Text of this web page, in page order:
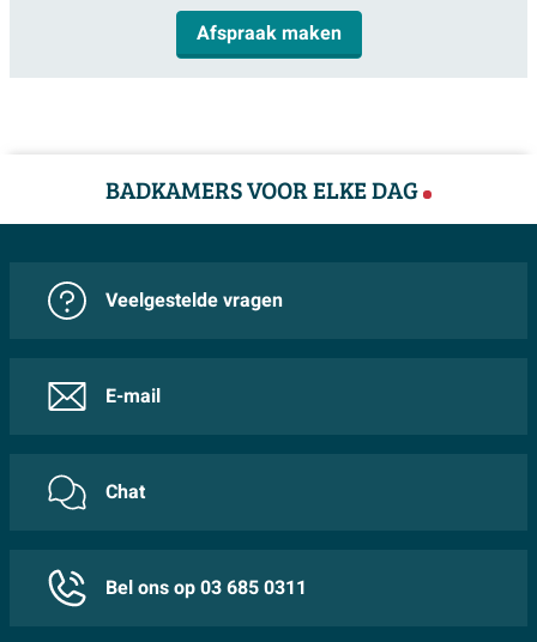
Afspraak maken
BADKAMERS VOOR ELKE DAG
Veelgestelde vragen
E-mail
Chat
Bel ons op 03 685 0311